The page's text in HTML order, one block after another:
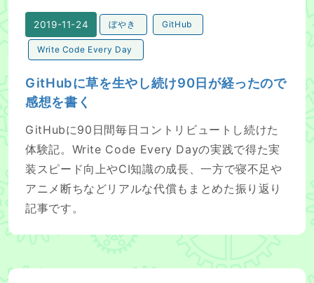
2019-11-24 ぼやき GitHub
Write Code Every Day
GitHubに草を生やし続け90日が経ったので
感想を書く
GitHubに90日間毎日コントリビュートし続けた
体験記。Write Code Every Dayの実践で得た実
装スピード向上やCI知識の成長、一方で寝不足や
アニメ断ちなどリアルな代償もまとめた振り返り
記事です。
docoptはNimでも使えたのお話